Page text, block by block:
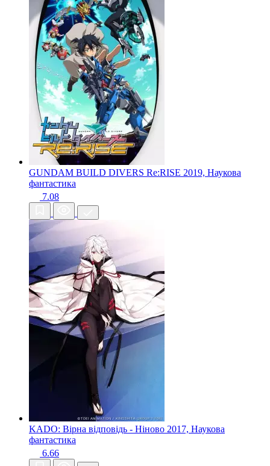
GUNDAM BUILD DIVERS Re:RISE 2019, Наукова
фантастика
7.08
KADO: Вірна відповідь - Ніново 2017, Наукова
фантастика
6.66